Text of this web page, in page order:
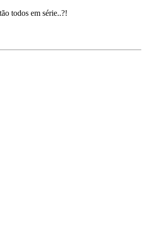
todos em série..?!